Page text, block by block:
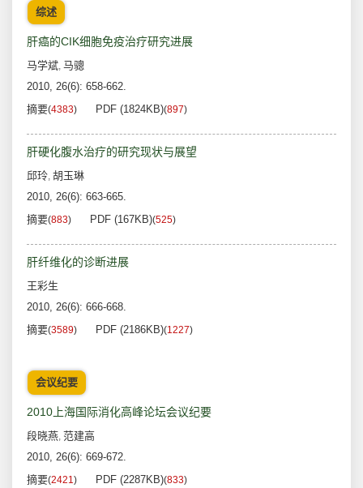
综述
肝癌的CIK细胞免疫治疗研究进展
马学斌, 马骢
2010, 26(6): 658-662.
摘要(4383) PDF (1824KB)(897)
肝硬化腹水治疗的研究现状与展望
邱玲, 胡玉琳
2010, 26(6): 663-665.
摘要(883) PDF (167KB)(525)
肝纤维化的诊断进展
王彩生
2010, 26(6): 666-668.
摘要(3589) PDF (2186KB)(1227)
会议纪要
2010上海国际消化高峰论坛会议纪要
段晓燕, 范建高
2010, 26(6): 669-672.
摘要(2421) PDF (2287KB)(833)